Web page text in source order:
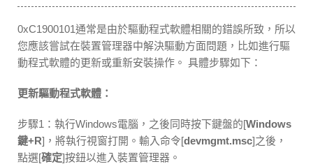
0xC1900101通常是由於驅動程式軟體相關的錯誤所致，所以
您應該嘗試在裝置管理器中解決驅動方面問題，比如進行驅
動程式軟體的更新或重新安裝操作。 具體步驟如下：
更新驅動程式軟體：
步驟1：執行Windows電腦，之後同時按下鍵盤的[Windows
鍵+R]，將執行視窗打開。輸入命令[devmgmt.msc]之後，
點選[確定]按鈕以進入裝置管理器。